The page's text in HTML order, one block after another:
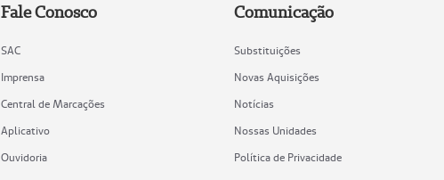
Fale Conosco
SAC
Imprensa
Central de Marcações
Aplicativo
Ouvidoria
Comunicação
Substituições
Novas Aquisições
Notícias
Nossas Unidades
Política de Privacidade